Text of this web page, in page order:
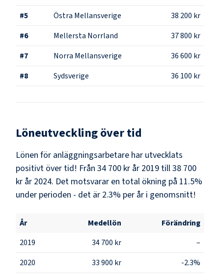
#5 Östra Mellansverige
38 200 kr
#6 Mellersta Norrland
37 800 kr
#7 Norra Mellansverige
36 600 kr
#8 Sydsverige 36 100 kr
Löneutveckling över tid
Lönen för anläggningsarbetare har utvecklats
positivt över tid! Från 34 700 kr år 2019 till 38 700
kr år 2024. Det motsvarar en total ökning på 11.5%
under perioden - det är 2.3% per år i genomsnitt!
År Medellön
Förändring
2019
34 700 kr
–
2020
33 900 kr
-2.3%